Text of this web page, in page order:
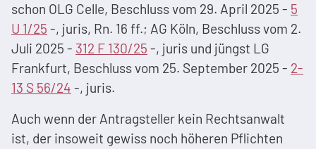
schon OLG Celle, Beschluss vom 29. April 2025 - 5
U 1/25 -, juris, Rn. 16 ff.; AG Köln, Beschluss vom 2.
Juli 2025 - 312 F 130/25 -, juris und jüngst LG
Frankfurt, Beschluss vom 25. September 2025 - 2-
13 S 56/24 -, juris.
Auch wenn der Antragsteller kein Rechtsanwalt
ist, der insoweit gewiss noch höheren Pflichten